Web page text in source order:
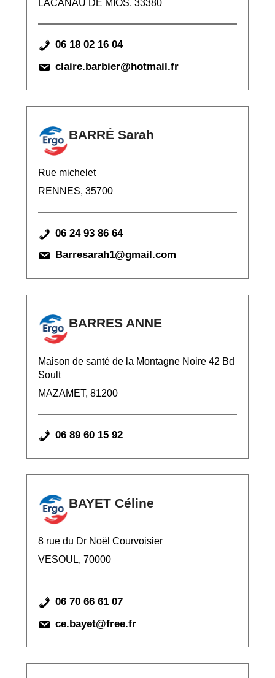
06 18 02 16 04
claire.barbier@hotmail.fr
BARRÉ Sarah
Rue michelet
RENNES, 35700
06 24 93 86 64
Barresarah1@gmail.com
BARRES ANNE
Maison de santé de la Montagne Noire 42 Bd
Soult
MAZAMET, 81200
06 89 60 15 92
BAYET Céline
8 rue du Dr Noël Courvoisier
VESOUL, 70000
06 70 66 61 07
ce.bayet@free.fr